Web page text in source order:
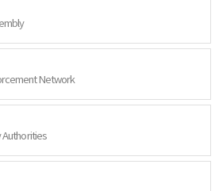
Network
Authorities